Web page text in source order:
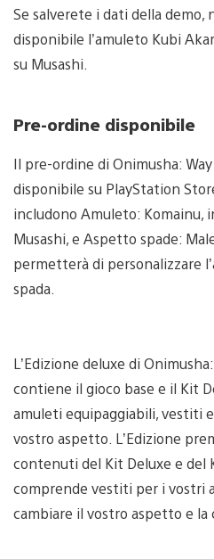
Se salverete i dati della demo,
disponibile l’amuleto Kubi
su Musashi.
Pre-ordine disponibile
Il pre-ordine di Onimusha:
disponibile su PlayStation
includono Amuleto: Komainu,
Musashi, e Aspetto spade:
permetterà di personalizzare
spada.
L’Edizione deluxe di
contiene il gioco base e il Kit
amuleti equipaggiabili, vestiti
vostro aspetto. L’Edizione
contenuti del Kit Deluxe e del
comprende vestiti per i vostri
cambiare il vostro aspetto e la